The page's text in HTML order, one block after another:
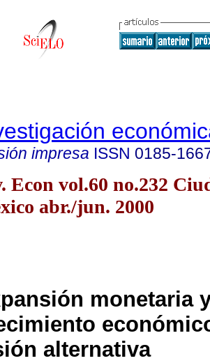
impresa ISSN 0185-
Econ vol.60 no.232
abr./jun. 2000
monetaria
alternativa